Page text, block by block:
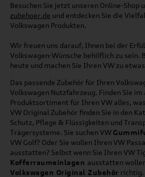
Besuchen Sie jetzt unseren Online-Shop
zubehoer.de und entdecken Sie die
Volkswagen Produkten.
Wir freuen uns darauf, Ihnen bei der
Volkswagen-Wünsche behilflich zu sein.
heute und machen Sie Ihren VW zu
Das passende Zubehör für Ihren
Volkswagen Nutzfahrzeug. Finden Sie im
Produktsortiment für Ihren VW alles,
VW Original Zubehör finden Sie in den
Schutz, Pflege & Flüssigkeiten und
Trägersysteme. Sie suchen VW
VW Golf? Oder Sie wollen Ihren VW
ausstatten? Selbst wenn Sie Ihren VW
Kofferraumeinlagen ausstatten
Volkswagen Original Zubehör richtig.